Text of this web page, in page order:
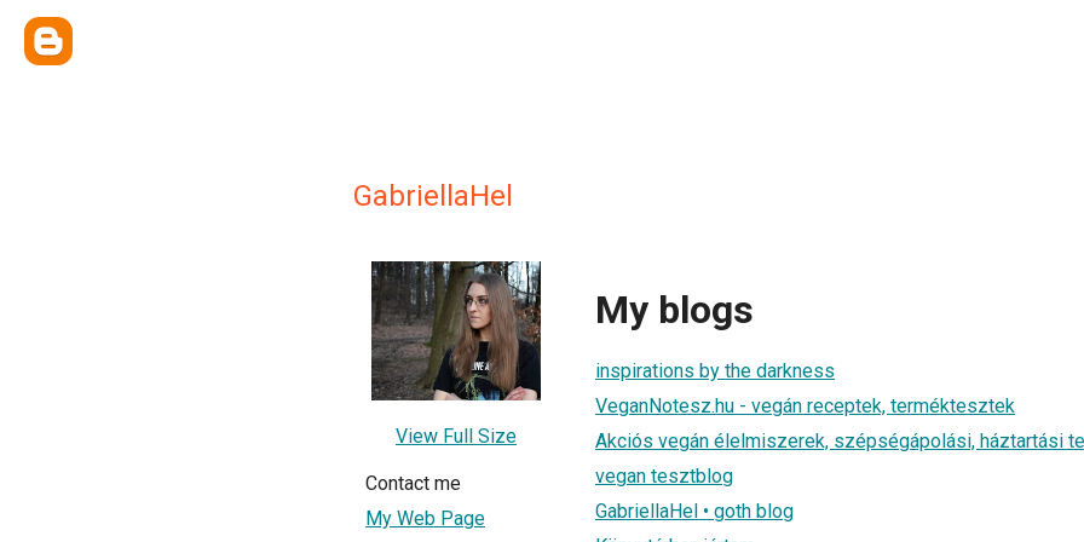
GabriellaHel
View Full Size
Contact me
My Web Page
My blogs
inspirations by the darkness
VeganNotesz.hu - vegán receptek, terméktesztek
Akciós vegán élelmiszerek, szépségápolási, háztartási
vegan tesztblog
GabriellaHel • goth blog